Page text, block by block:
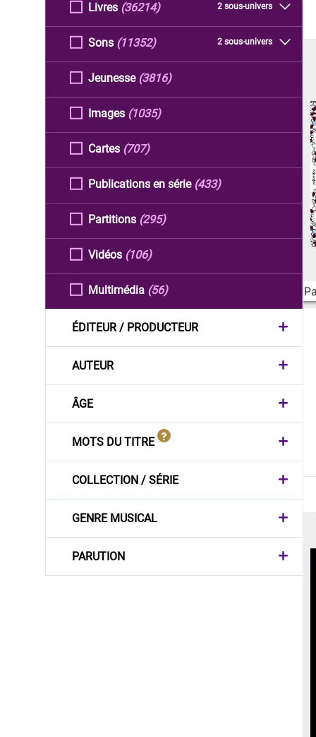
Livres 2 sous-univers
(36214)
Sons 2 sous-univers
(11352)
Jeunesse (3816)
Images (1035)
Cartes (707)
Publications en série (433)
Partitions (295)
Vidéos (106)
Multimédia (56)
ÉDITEUR / PRODUCTEUR
AUTEUR
ÂGE
MOTS DU TITRE
COLLECTION / SÉRIE
GENRE MUSICAL
PARUTION